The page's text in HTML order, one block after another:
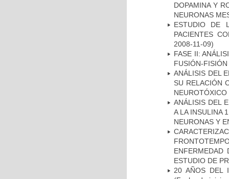
DOPAMINA Y
NEURONAS
ESTUDIO DE
PACIENTES
2008-11-09)
FASE II:
FUSIÓN-
ANÁLISIS DEL
SU RELACIÓN
NEUROTÓXICO
ANÁLISIS DEL
A LA INSULINA
NEURONAS Y
ENFERMEDAD
ESTUDIO DE
20 AÑOS DEL